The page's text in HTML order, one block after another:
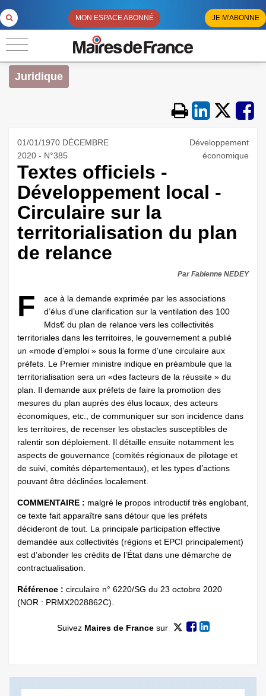
MON ESPACE ABONNÉ JE M'ABONNE
Juridique
01/01/1970 DÉCEMBRE
2020 - N°385
Développement
économique
Textes officiels -
Développement local -
Circulaire sur la
territorialisation du plan
de relance
Par Fabienne NEDEY
F
ace à la demande exprimée par les associations
d’élus d’une clarification sur la ventilation des 100
Mds€ du plan de relance vers les collectivités
territoriales dans les territoires, le gouvernement a publié
un «mode d’emploi » sous la forme d’une circulaire aux
préfets. Le Premier ministre indique en préambule que la
territorialisation sera un «des facteurs de la réussite » du
plan. Il demande aux préfets de faire la promotion des
mesures du plan auprès des élus locaux, des acteurs
économiques, etc., de communiquer sur son incidence dans
les territoires, de recenser les obstacles susceptibles de
ralentir son déploiement. Il détaille ensuite notamment les
aspects de gouvernance (comités régionaux de pilotage et
de suivi, comités départementaux), et les types d’actions
pouvant être déclinées localement.
COMMENTAIRE : malgré le propos introductif très englobant,
ce texte fait apparaître sans détour que les préfets
décideront de tout. La principale participation effective
demandée aux collectivités (régions et EPCI principalement)
est d’abonder les crédits de l’État dans une démarche de
contractualisation.
Référence : circulaire n° 6220/SG du 23 octobre 2020
(NOR : PRMX2028862C).
Suivez Maires de Francesur